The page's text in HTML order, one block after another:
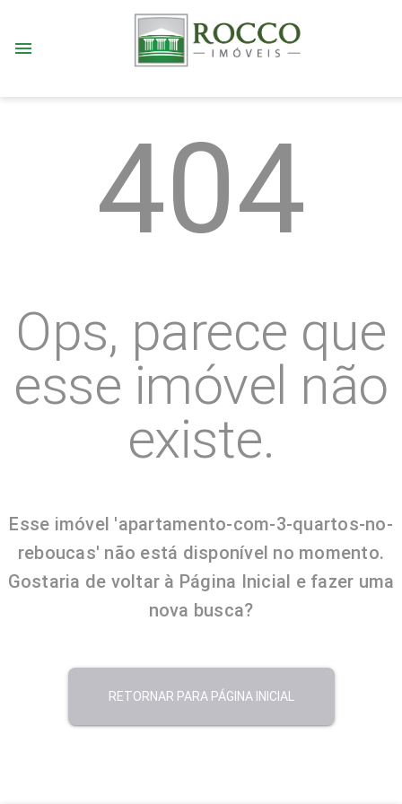
menu
404
Ops, parece que
esse imóvel não
existe.
Esse imóvel 'apartamento-com-3-quartos-no-
reboucas' não está disponível no momento.
Gostaria de voltar à Página Inicial e fazer uma
nova busca?
RETORNAR PARA PÁGINA INICIAL